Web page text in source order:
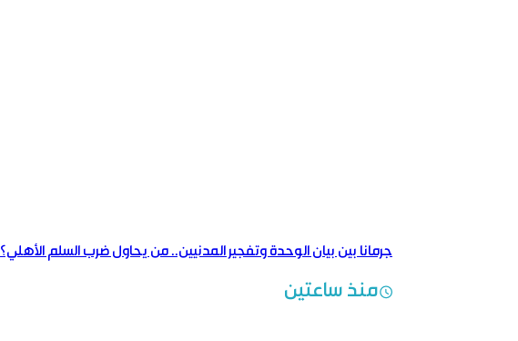
جرمانا بين بيان الوحدة وتفجير المدنيين.. من يحاول ضرب السلم الأهلي؟
منذ ساعتين